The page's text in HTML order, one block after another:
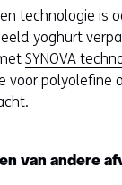
technologie is
yoghurt
SYNOVA
voor polyolefine
van andere